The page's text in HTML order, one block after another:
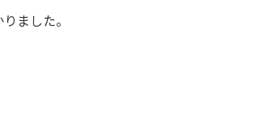
ました。